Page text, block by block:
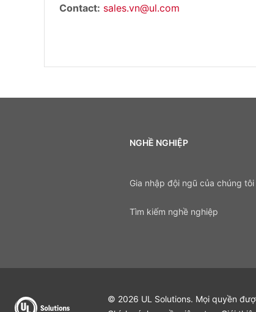
Contact: sales.vn@ul.com
NGHỀ NGHIỆP
Gia nhập đội ngũ của chúng tôi
Tìm kiếm nghề nghiệp
© 2026 UL Solutions. Mọi quyền